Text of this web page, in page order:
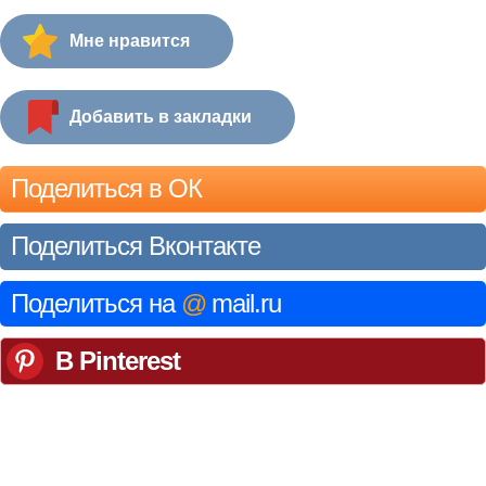
Мне нравится
Добавить в закладки
Поделиться в ОК
Поделиться Вконтакте
Поделиться на @ mail.ru
В Pinterest